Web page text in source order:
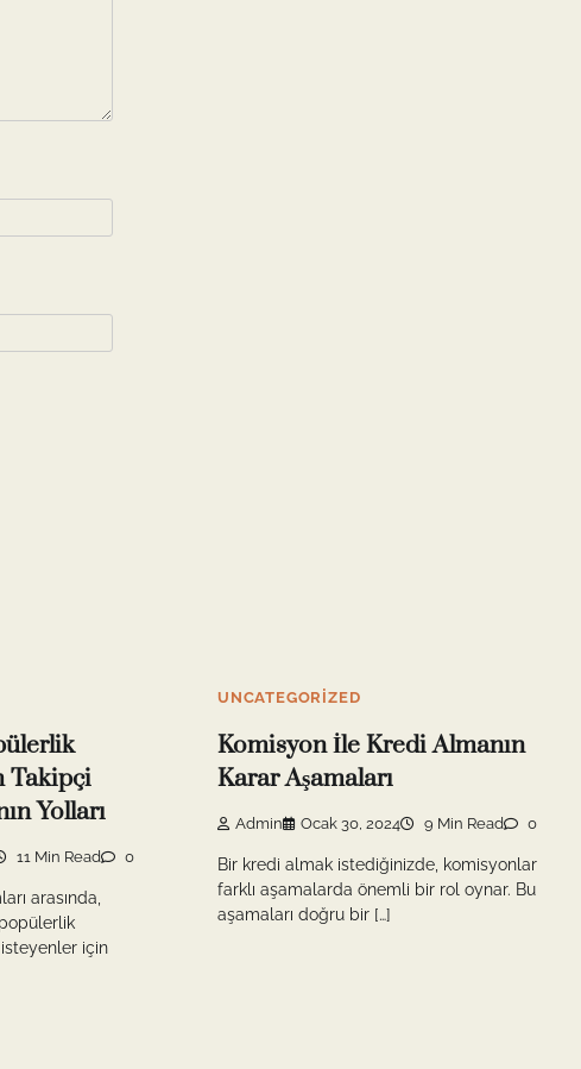
Takipçi
Yolları
11 Min Read 0
arasında,
için
UNCATEGORIZED
Komisyon İle Kredi Almanın
Karar Aşamaları
Admin Ocak 30, 2024 9 Min Read 0
Bir kredi almak istediğinizde, komisyonlar
farklı aşamalarda önemli bir rol oynar. Bu
aşamaları doğru bir […]